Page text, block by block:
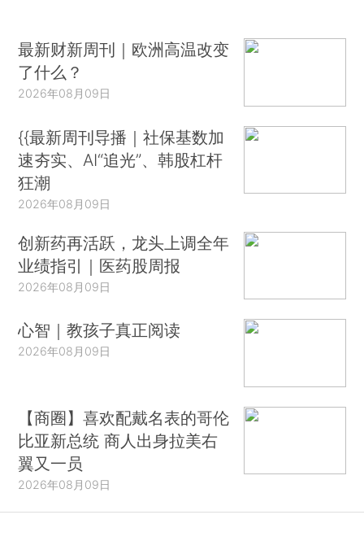
最新财新周刊｜欧洲高温改变
了什么？
2026年08月09日
{{最新周刊导播｜社保基数加
速夯实、AI“追光”、韩股杠杆
狂潮
2026年08月09日
创新药再活跃，龙头上调全年
业绩指引｜医药股周报
2026年08月09日
心智｜教孩子真正阅读
2026年08月09日
【商圈】喜欢配戴名表的哥伦
比亚新总统 商人出身拉美右
翼又一员
2026年08月09日